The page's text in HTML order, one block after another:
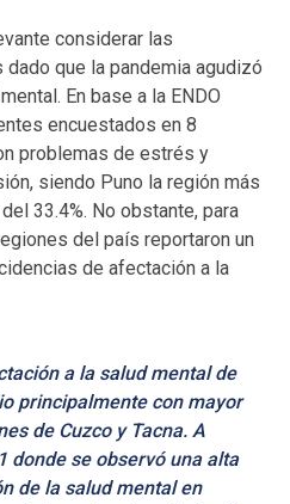
considerar las
que la pandemia agudizó
En base a la ENDO
encuestados en 8
problemas de estrés y
siendo Puno la región más
33.4%. No obstante, para
del país reportaron un
de afectación a la
a la salud mental de
principalmente con mayor
de Cuzco y Tacna. A
donde se observó una alta
de la salud mental en